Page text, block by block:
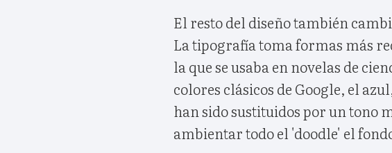
El resto del diseño también
La tipografía toma formas más
la que se usaba en novelas de
colores clásicos de Google, el
han sido sustituidos por un tono
ambientar todo el 'doodle' el